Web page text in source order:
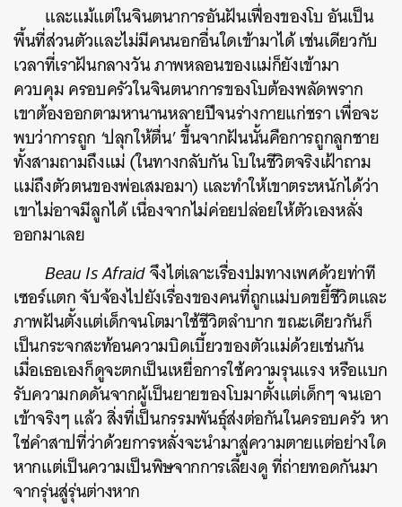
และแม้แต่ในจินตนาการอันฝันเฟื่องของโบ อันเป็น
พื้นที่ส่วนตัวและไม่มีคนนอกอื่นใดเข้ามาได้ เช่นเดียวกับ
เวลาที่เราฝันกลางวัน ภาพหลอนของแม่ก็ยังเข้ามา
ควบคุม ครอบครัวในจินตนาการของโบต้องพลัดพราก
เขาต้องออกตามหานานหลายปีจนร่างกายแก่ชรา เพื่อจะ
พบว่าการถูก ‘ปลุกให้ตื่น’ ขึ้นจากฝันนั้นคือการถูกลูกชาย
ทั้งสามถามถึงแม่ (ในทางกลับกัน โบในชีวิตจริงเฝ้าถาม
แม่ถึงตัวตนของพ่อเสมอมา) และทำให้เขาตระหนักได้ว่า
เขาไม่อาจมีลูกได้ เนื่องจากไม่ค่อยปล่อยให้ตัวเองหลั่ง
ออกมาเลย
Beau Is Afraidจึงไต่เลาะเรื่องปมทางเพศด้วยท่าที
เซอร์แตก จับจ้องไปยังเรื่องของคนที่ถูกแม่บดขยี้ชีวิตและ
ภาพฝันตั้งแต่เด็กจนโตมาใช้ชีวิตลำบาก ขณะเดียวกันก็
เป็นกระจกสะท้อนความบิดเบี้ยวของตัวแม่ด้วยเช่นกัน
เมื่อเธอเองก็ดูจะตกเป็นเหยื่อการใช้ความรุนแรง หรือแบก
รับความกดดันจากผู้เป็นยายของโบมาตั้งแต่เด็กๆ จนเอา
เข้าจริงๆ แล้ว สิ่งที่เป็นกรรมพันธุ์ส่งต่อกันในครอบครัว หา
ใช่คำสาปที่ว่าด้วยการหลั่งจะนำมาสู่ความตายแต่อย่างใด
หากแต่เป็นความเป็นพิษจากการเลี้ยงดู ที่ถ่ายทอดกันมา
จากรุ่นสู่รุ่นต่างหาก